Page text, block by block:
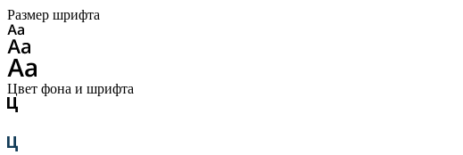
Размер шрифта
Цвет фона и шрифта